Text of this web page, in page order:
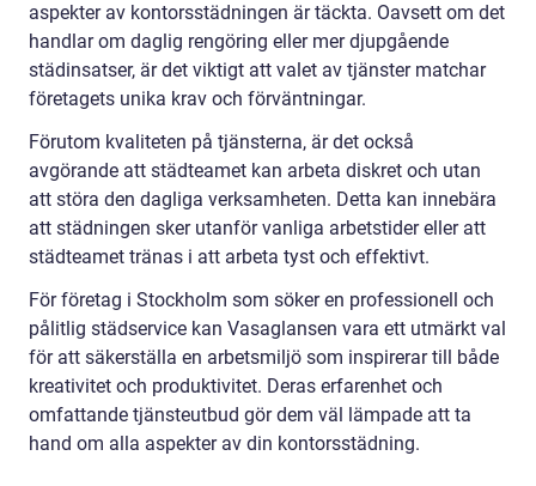
aspekter av kontorsstädningen är täckta. Oavsett om det
handlar om daglig rengöring eller mer djupgående
städinsatser, är det viktigt att valet av tjänster matchar
företagets unika krav och förväntningar.
Förutom kvaliteten på tjänsterna, är det också
avgörande att städteamet kan arbeta diskret och utan
att störa den dagliga verksamheten. Detta kan innebära
att städningen sker utanför vanliga arbetstider eller att
städteamet tränas i att arbeta tyst och effektivt.
För företag i Stockholm som söker en professionell och
pålitlig städservice kan Vasaglansen vara ett utmärkt val
för att säkerställa en arbetsmiljö som inspirerar till både
kreativitet och produktivitet. Deras erfarenhet och
omfattande tjänsteutbud gör dem väl lämpade att ta
hand om alla aspekter av din kontorsstädning.